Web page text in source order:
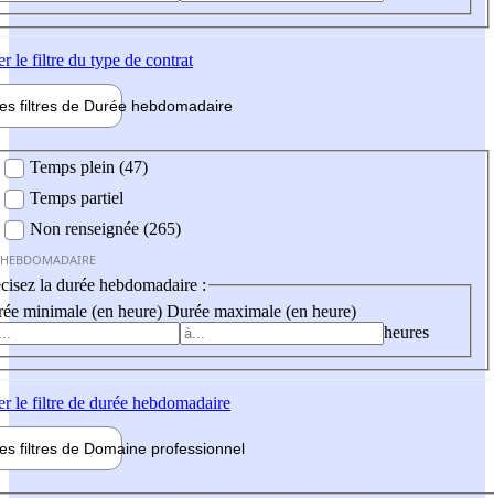
le filtre du type de contrat
filtres de Durée hebdomadaire
Temps plein (47)
Temps partiel
Non renseignée (265)
la durée hebdomadaire :
minimale (en heure) Durée maximale (en heure)
heures
le filtre de durée hebdomadaire
filtres de Domaine professionnel